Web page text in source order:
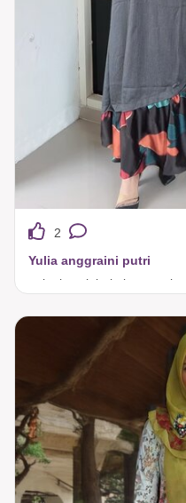
2
Yulia anggraini putri